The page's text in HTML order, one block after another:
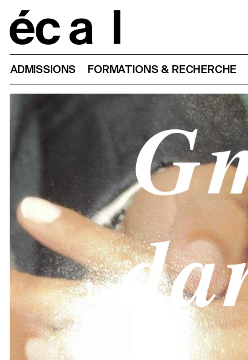
ADMISSIONS FORMATIONS & RECHERCHE